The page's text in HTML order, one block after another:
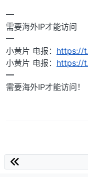
━
需要海外IP才能访问
━
小黄片 电报： https://
小黄片 电报： https://
━
需要海外IP才能访问！